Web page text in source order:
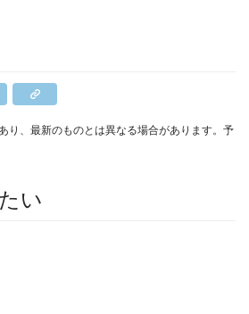
り、最新のものとは異なる場合があります。予
い